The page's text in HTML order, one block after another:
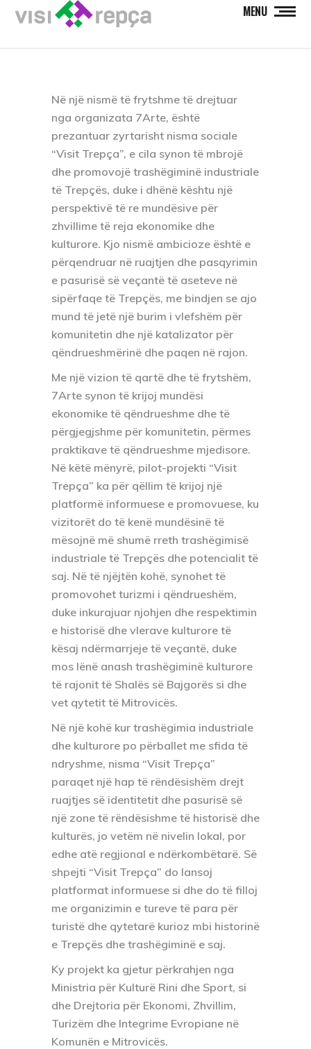
MENU
Në një nismë të frytshme të drejtuar
nga organizata 7Arte, është
prezantuar zyrtarisht nisma sociale
“Visit Trepça”, e cila synon të mbrojë
dhe promovojë trashëgiminë industriale
të Trepçës, duke i dhënë kështu një
perspektivë të re mundësive për
zhvillime të reja ekonomike dhe
kulturore. Kjo nismë ambicioze është e
përqendruar në ruajtjen dhe pasqyrimin
e pasurisë së veçantë të aseteve në
sipërfaqe të Trepçës, me bindjen se ajo
mund të jetë një burim i vlefshëm për
komunitetin dhe një katalizator për
qëndrueshmërinë dhe paqen në rajon.
Me një vizion të qartë dhe të frytshëm,
7Arte synon të krijoj mundësi
ekonomike të qëndrueshme dhe të
përgjegjshme për komunitetin, përmes
praktikave të qëndrueshme mjedisore.
Në këtë mënyrë, pilot-projekti “Visit
Trepça” ka për qëllim të krijoj një
platformë informuese e promovuese, ku
vizitorët do të kenë mundësinë të
mësojnë më shumë rreth trashëgimisë
industriale të Trepçës dhe potencialit të
saj. Në të njëjtën kohë, synohet të
promovohet turizmi i qëndrueshëm,
duke inkurajuar njohjen dhe respektimin
e historisë dhe vlerave kulturore të
kësaj ndërmarrjeje të veçantë, duke
mos lënë anash trashëgiminë kulturore
të rajonit të Shalës së Bajgorës si dhe
vet qytetit të Mitrovicës.
Në një kohë kur trashëgimia industriale
dhe kulturore po përballet me sfida të
ndryshme, nisma “Visit Trepça”
paraqet një hap të rëndësishëm drejt
ruajtjes së identitetit dhe pasurisë së
një zone të rëndësishme të historisë dhe
kulturës, jo vetëm në nivelin lokal, por
edhe atë regjional e ndërkombëtarë. Së
shpejti “Visit Trepça” do lansoj
platformat informuese si dhe do të filloj
me organizimin e tureve të para për
turistë dhe qytetarë kurioz mbi historinë
e Trepçës dhe trashëgiminë e saj.
Ky projekt ka gjetur përkrahjen nga
Ministria për Kulturë Rini dhe Sport, si
dhe Drejtoria për Ekonomi, Zhvillim,
Turizëm dhe Integrime Evropiane në
Komunën e Mitrovicës.